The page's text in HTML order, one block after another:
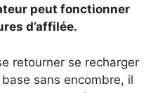
peut fonctionner
d’affilée.
retourner se recharger
sans encombre, il